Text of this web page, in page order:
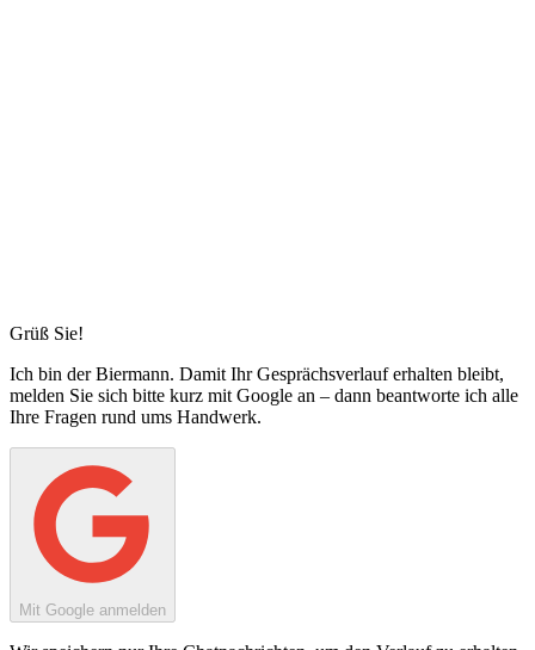
Grüß Sie!
Ich bin der Biermann. Damit Ihr Gesprächsverlauf erhalten bleibt,
melden Sie sich bitte kurz mit Google an – dann beantworte ich alle
Ihre Fragen rund ums Handwerk.
Mit Google anmelden